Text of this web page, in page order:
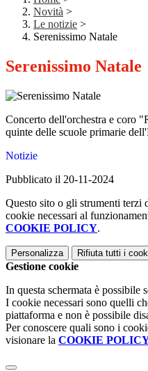
Novità >
Le notizie >
Serenissimo Natale
Serenissimo Natale
Concerto dell'orchestra e coro
quinte delle scuole primarie
Notizie
Pubblicato il 20-11-2024
Questo sito o gli strumenti terzi
cookie necessari al
COOKIE POLICY.
Personalizza Rifiuta tutti i
Gestione cookie
In questa schermata è possibile
I cookie necessari sono quelli
piattaforma e non è possibile
Per conoscere quali sono i
visionare la COOKIE